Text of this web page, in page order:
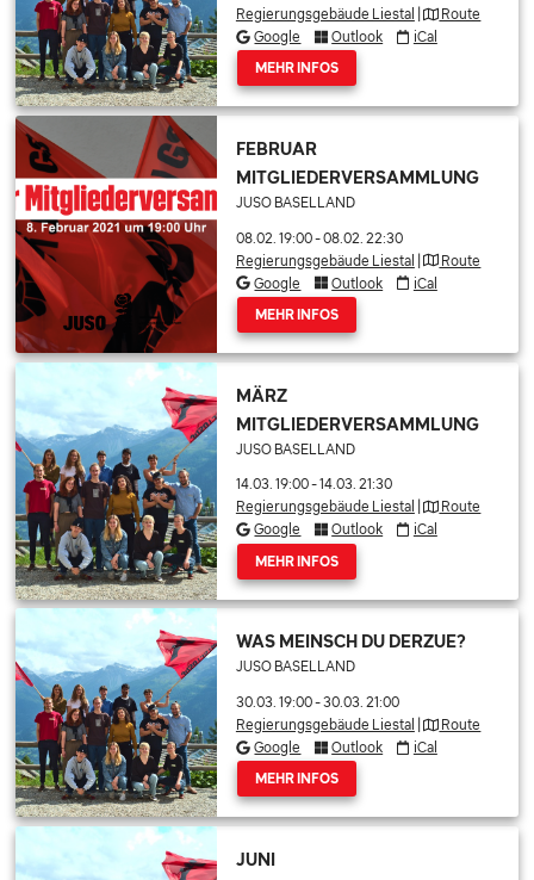
Regierungsgebäude Liestal
Route
Google
Outlook iCal
MEHR INFOS
FEBRUAR
MITGLIEDERVERSAMMLUNG
JUSO BASELLAND
08.02. 19:00-08.02. 22:30
Regierungsgebäude Liestal
Route
Google
Outlook iCal
MEHR INFOS
MÄRZ
MITGLIEDERVERSAMMLUNG
JUSO BASELLAND
14.03. 19:00-14.03. 21:30
Regierungsgebäude Liestal
Route
Google
Outlook iCal
MEHR INFOS
WAS MEINSCH DU DERZUE?
JUSO BASELLAND
30.03. 19:00-30.03. 21:00
Regierungsgebäude Liestal
Route
Google
Outlook iCal
MEHR INFOS
JUNI